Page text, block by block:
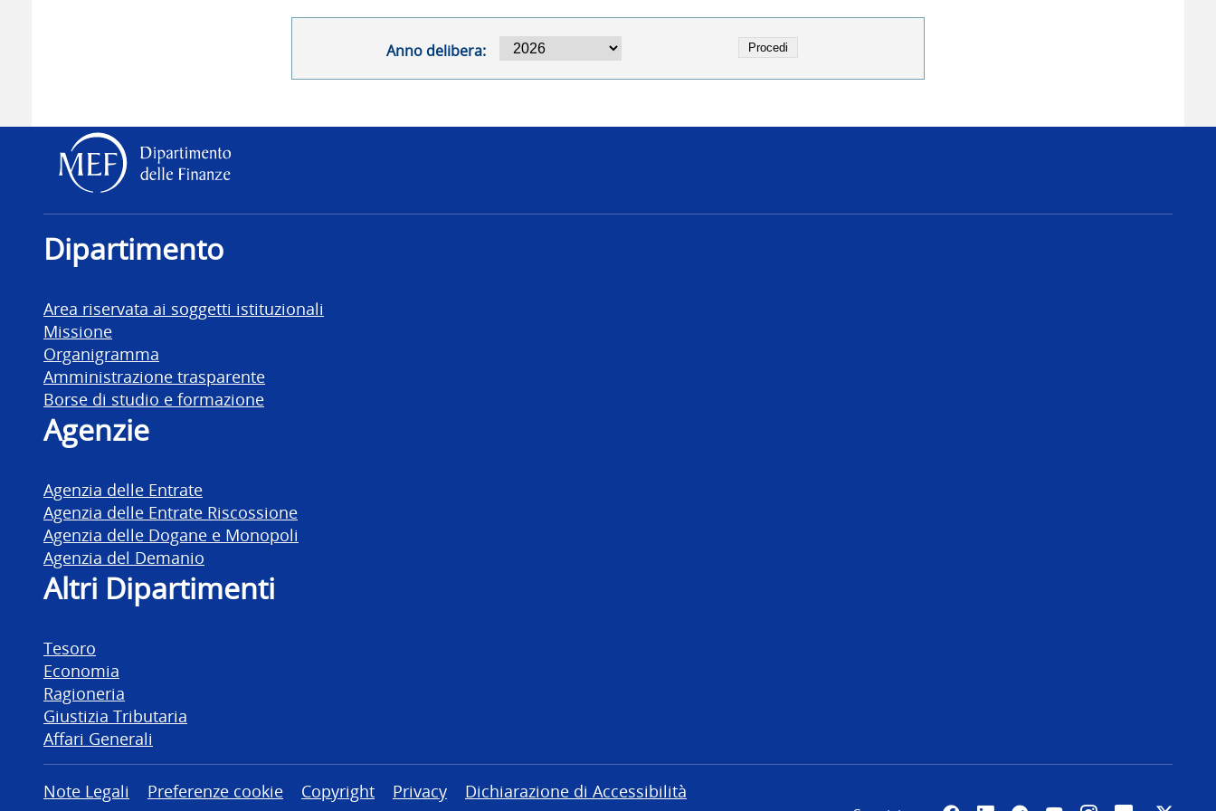
Anno delibera:
Dipartimento delle Finanze
Dipartimento
Area riservata ai soggetti istituzionali
Missione
Organigramma
Amministrazione trasparente
Borse di studio e formazione
Agenzie
Agenzia delle Entrate
Agenzia delle Entrate Riscossione
Agenzia delle Dogane e Monopoli
Agenzia del Demanio
Altri Dipartimenti
Tesoro
Economia
Ragioneria
Giustizia Tributaria
Affari Generali
Altre informazioni
Note Legali Preferenze cookie Copyright Privacy Dichiarazione di Accessibilità